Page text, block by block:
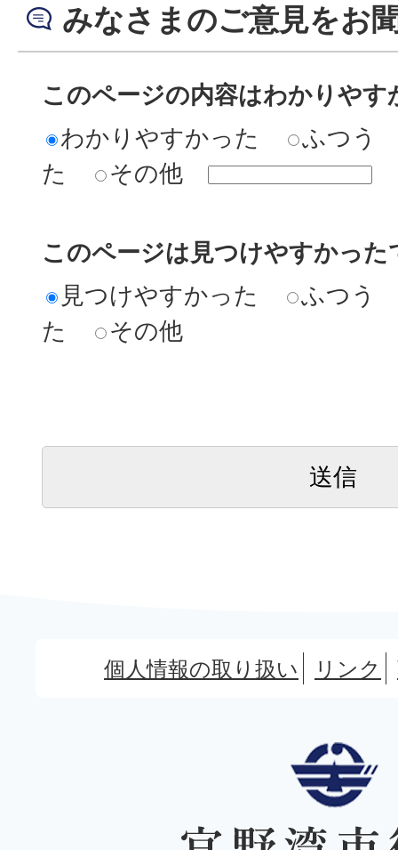
みなさまのご意見をお
このページの内容はわかりやす
わかりやすかった
ふつう
た
その他
このページは見つけやすかった
見つけやすかった
ふつう
た
その他
個人情報の取り扱い リンク